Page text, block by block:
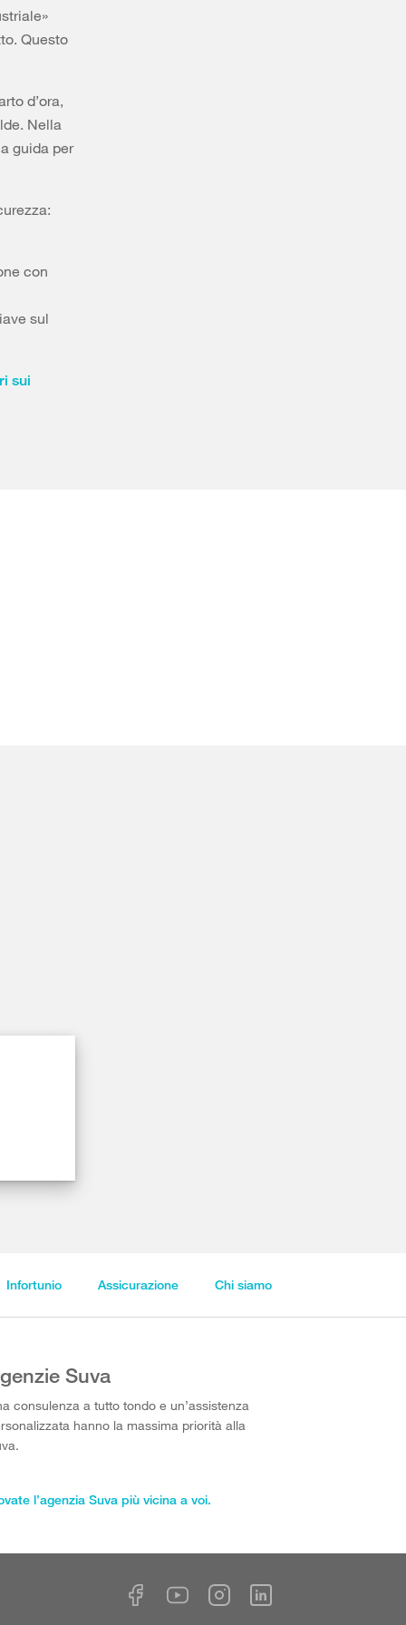
Questo
d’ora,
Nella
guida per
con
sul
sui
Infortunio Assicurazione Chi siamo
Suva
consulenza a tutto tondo e un’assistenza
hanno la massima priorità alla
l’agenzia Suva più vicina a voi.